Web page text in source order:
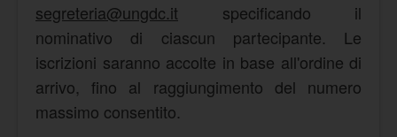
segreteria@ungdc.it specificando il
nominativo di ciascun partecipante. Le
iscrizioni saranno accolte in base all'ordine di
arrivo, fino al raggiungimento del numero
massimo consentito.